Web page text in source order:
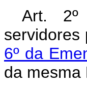
Art. 2º
6º da
da mesma